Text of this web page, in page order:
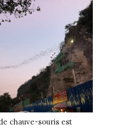
chauve-souris est